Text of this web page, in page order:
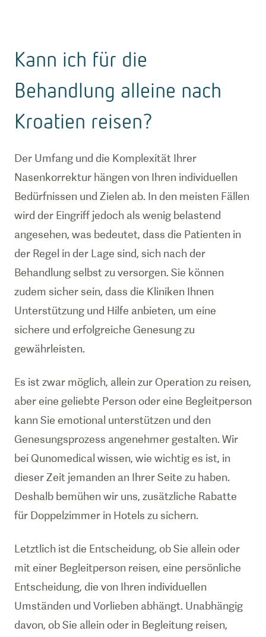
Kann ich für die
Behandlung alleine nach
Kroatien reisen?
Der Umfang und die Komplexität Ihrer
Nasenkorrektur hängen von Ihren individuellen
Bedürfnissen und Zielen ab. In den meisten Fällen
wird der Eingriff jedoch als wenig belastend
angesehen, was bedeutet, dass die Patienten in
der Regel in der Lage sind, sich nach der
Behandlung selbst zu versorgen. Sie können
zudem sicher sein, dass die Kliniken Ihnen
Unterstützung und Hilfe anbieten, um eine
sichere und erfolgreiche Genesung zu
gewährleisten.
Es ist zwar möglich, allein zur Operation zu reisen,
aber eine geliebte Person oder eine Begleitperson
kann Sie emotional unterstützen und den
Genesungsprozess angenehmer gestalten. Wir
bei Qunomedical wissen, wie wichtig es ist, in
dieser Zeit jemanden an Ihrer Seite zu haben.
Deshalb bemühen wir uns, zusätzliche Rabatte
für Doppelzimmer in Hotels zu sichern.
Letztlich ist die Entscheidung, ob Sie allein oder
mit einer Begleitperson reisen, eine persönliche
Entscheidung, die von Ihren individuellen
Umständen und Vorlieben abhängt. Unabhängig
davon, ob Sie allein oder in Begleitung reisen,